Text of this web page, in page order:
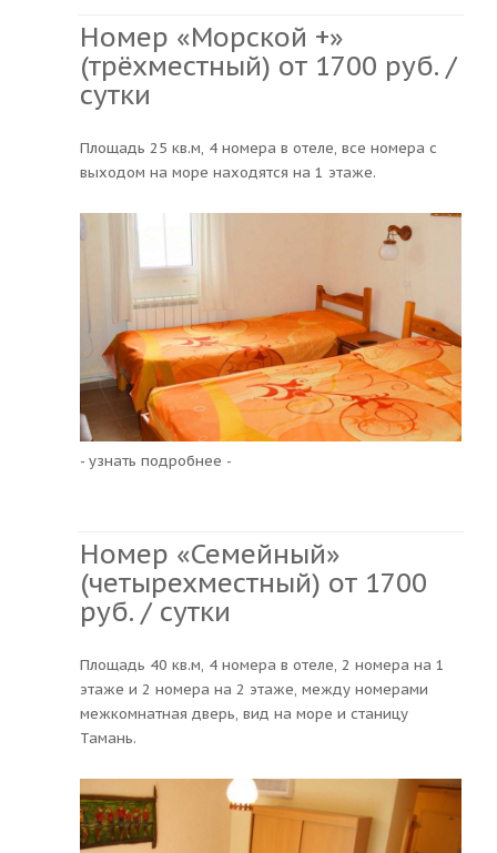
Номер «Морской +»
(трёхместный) от 1700 руб. /
сутки
Площадь 25 кв.м, 4 номера в отеле, все номера с
выходом на море находятся на 1 этаже.
- узнать подробнее -
Номер «Семейный»
(четырехместный) от 1700
руб. / сутки
Площадь 40 кв.м, 4 номера в отеле, 2 номера на 1
этаже и 2 номера на 2 этаже, между номерами
межкомнатная дверь, вид на море и станицу
Тамань.